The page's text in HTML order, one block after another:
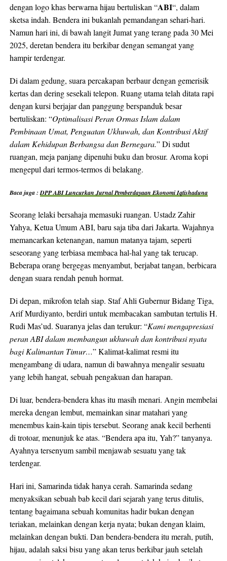
dengan logo khas berwarna hijau bertuliskan “ABI“, dalam
sketsa indah. Bendera ini bukanlah pemandangan sehari-hari.
Namun hari ini, di bawah langit Jumat yang terang pada 30 Mei
2025, deretan bendera itu berkibar dengan semangat yang
hampir terdengar.
Di dalam gedung, suara percakapan berbaur dengan gemerisik
kertas dan dering sesekali telepon. Ruang utama telah ditata rapi
dengan kursi berjajar dan panggung berspanduk besar
bertuliskan: “Optimalisasi Peran Ormas Islam dalam
Pembinaan Umat, Penguatan Ukhuwah, dan Kontribusi Aktif
dalam Kehidupan Berbangsa dan Bernegara.” Di sudut
ruangan, meja panjang dipenuhi buku dan brosur. Aroma kopi
mengepul dari termos-termos di belakang.
Baca juga :DPP ABI Luncurkan Jurnal Pemberdayaan Ekonomi Iqtishaduna
Seorang lelaki bersahaja memasuki ruangan. Ustadz Zahir
Yahya, Ketua Umum ABI, baru saja tiba dari Jakarta. Wajahnya
memancarkan ketenangan, namun matanya tajam, seperti
seseorang yang terbiasa membaca hal-hal yang tak terucap.
Beberapa orang bergegas menyambut, berjabat tangan, berbicara
dengan suara rendah penuh hormat.
Di depan, mikrofon telah siap. Staf Ahli Gubernur Bidang Tiga,
Arif Murdiyanto, berdiri untuk membacakan sambutan tertulis H.
Rudi Mas’ud. Suaranya jelas dan terukur: “Kami mengapresiasi
peran ABI dalam membangun ukhuwah dan kontribusi nyata
bagi Kalimantan Timur…” Kalimat-kalimat resmi itu
mengambang di udara, namun di bawahnya mengalir sesuatu
yang lebih hangat, sebuah pengakuan dan harapan.
Di luar, bendera-bendera khas itu masih menari. Angin membelai
mereka dengan lembut, memainkan sinar matahari yang
menembus kain-kain tipis tersebut. Seorang anak kecil berhenti
di trotoar, menunjuk ke atas. “Bendera apa itu, Yah?” tanyanya.
Ayahnya tersenyum sambil menjawab sesuatu yang tak
terdengar.
Hari ini, Samarinda tidak hanya cerah. Samarinda sedang
menyaksikan sebuah bab kecil dari sejarah yang terus ditulis,
tentang bagaimana sebuah komunitas hadir bukan dengan
teriakan, melainkan dengan kerja nyata; bukan dengan klaim,
melainkan dengan bukti. Dan bendera-bendera itu merah, putih,
hijau, adalah saksi bisu yang akan terus berkibar jauh setelah